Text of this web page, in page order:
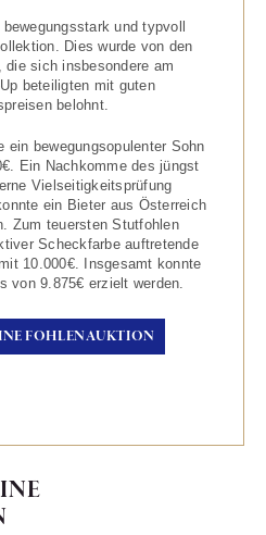
und typvoll
Dies wurde von den
die sich insbesondere am
beteiligten mit guten
belohnt.
ein bewegungsopulenter Sohn
Ein Nachkomme des jüngst
Vielseitigkeitsprüfung
ein Bieter aus Österreich
Zum teuersten Stutfohlen
Scheckfarbe auftretende
10.000€. Insgesamt konnte
von 9.875€ erzielt werden.
FOHLENAUKTION